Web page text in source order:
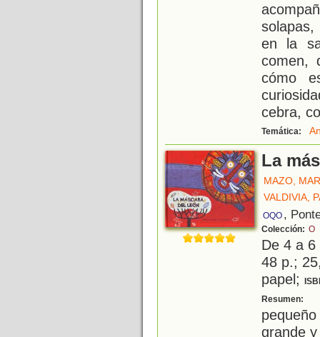
en la
comen,
cómo
cebra,
Temática:
La
MAZO,
VALDIVIA,
OQO ,
Colección: O
De 4 a
48 p.;
papel;
Resumen:
grande